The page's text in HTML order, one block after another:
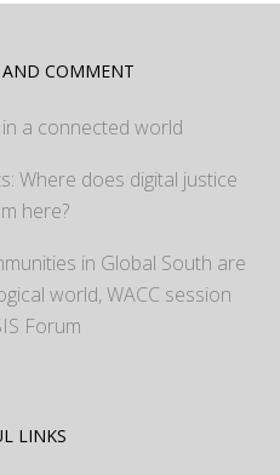
AND COMMENT
a connected world
Where does digital justice
here?
in Global South are
world, WACC session
Forum
LINKS